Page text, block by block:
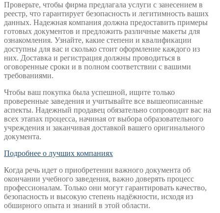
Проверьте, чтобы фирма предлагала услуги с занесением в
реестр, что гарантирует безопасность и легитимность ваших
данных. Надежная компания должна предоставить примеры
готовых документов и предложить различные макеты для
ознакомления. Узнайте, какие степени и квалификации
доступны для вас и сколько стоит оформление каждого из
них. Доставка и регистрация должны проводиться в
оговоренные сроки и в полном соответствии с вашими
требованиями.
Чтобы ваш покупка была успешной, ищите только
проверенные заведения и учитывайте все вышеописанные
аспекты. Надежный продавец обязательно сопроводит вас на
всех этапах процесса, начиная от выбора образовательного
учреждения и заканчивая доставкой вашего оригинального
документа.
Подробнее о лучших компаниях
Когда речь идет о приобретении важного документа об
окончании учебного заведения, важно доверять процесс
профессионалам. Только они могут гарантировать качество,
безопасность и высокую степень надёжности, исходя из
обширного опыта и знаний в этой области.